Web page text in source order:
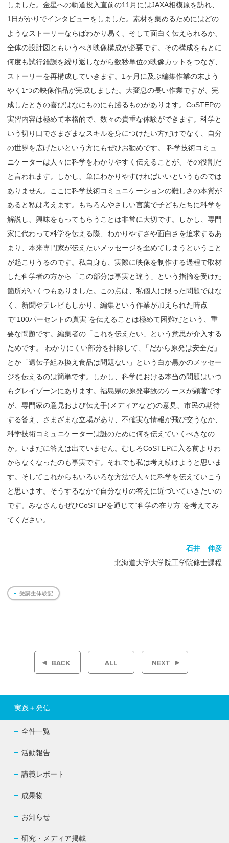
しました。金星への軌道投入直前の11月にはJAXA相模原を訪れ、
1日がかりでインタビューをしました。素材を集めるためにはどの
ようなストーリーならばわかり易く、そして面白く伝えられるか、
全体の設計図ともいうべき映像構成が必要です。その構成をもとに
何度も試行錯誤を繰り返しながら数秒単位の映像カットをつなぎ、
ストーリーを再構成していきます。1ヶ月に及ぶ編集作業の末よう
やく1つの映像作品が完成しました。大変息の長い作業ですが、完
成したときの喜びはなにものにも勝るものがあります。CoSTEPの
実習内容は極めて本格的で、数々の貴重な体験ができます。科学と
いう切り口でさまざまなスキルを身につけたい方だけでなく、自分
の世界を広げたいという方にもぜひお勧めです。 科学技術コミュ
ニケーターは人々に科学をわかりやすく伝えることが、その役割だ
と言われます。しかし、単にわかりやすければいいというものでは
ありません。ここに科学技術コミュニケーションの難しさの本質が
あると私は考えます。もちろんやさしい言葉で子どもたちに科学を
解説し、興味をもってもらうことは非常に大切です。しかし、専門
家に代わって科学を伝える際、わかりやすさや面白さを追求するあ
まり、本来専門家が伝えたいメッセージを歪めてしまうということ
が起こりうるのです。私自身も、実際に映像を制作する過程で取材
した科学者の方から「この部分は事実と違う」という指摘を受けた
箇所がいくつもありました。この点は、私個人に限った問題ではな
く、新聞やテレビもしかり、編集という作業が加えられた時点
で“100パーセントの真実”を伝えることは極めて困難だという、重
要な問題です。編集者の「これを伝えたい」という意思が介入する
ためです。 わかりにくい部分を排除して
「だから原発は安全だ」
とか「遺伝子組み換え食品は問題ない」という白か黒かのメッセー
ジを伝えるのは簡単です。しかし、科学における本当の問題はいつ
もグレイゾーンにあります。福島県の原発事故のケースが顕著です
が、専門家の意見および伝え手(メディアなど)の意見、市民の期待
する答え、さまざまな立場があり、不確実な情報が飛び交うなか、
科学技術コミュニケーターは誰のために何を伝えていくべきなの
か。いまだに答えは出ていません。むしろCoSTEPに入る前よりわ
からなくなったのも事実です。それでも私は考え続けようと思いま
す。そしてこれからもいろいろな方法で人々に科学を伝えていこう
と思います。そうするなかで自分なりの答えに近づいていきたいの
です。みなさんもぜひCoSTEPを通じて“科学の在り方”を考えてみ
てください。
石井 伸彦
北海道大学大学院工学院修士課程
受講生体験記
投
ビ
ゲ
BACK ALL NEXT
実践＋発信
全件一覧
活動報告
講義レポート
成果物
お知らせ
研究・メディア掲載